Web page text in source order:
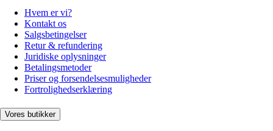
Hvem er vi?
Kontakt os
Salgsbetingelser
Retur & refundering
Juridiske oplysninger
Betalingsmetoder
Priser og forsendelsesmuligheder
Fortrolighedserklæring
Vores butikker